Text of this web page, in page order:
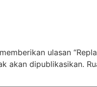
ulasan
akan dipublikasikan.